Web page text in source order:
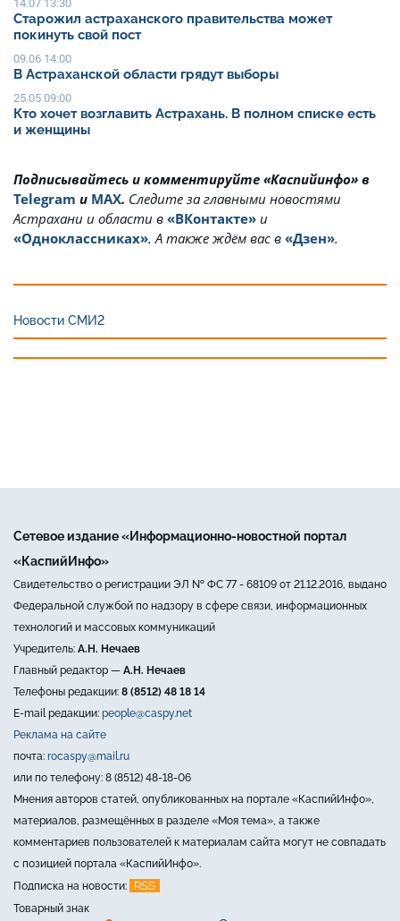
14.07 13:30
Старожил астраханского правительства может
покинуть свой пост
09.06 14:00
В Астраханской области грядут выборы
25.05 09:00
Кто хочет возглавить Астрахань. В полном списке есть
и женщины
Подписывайтесь и комментируйте «Каспийинфо» в
Telegram и MAX. Cледите за главными новостями
Астрахани и области в «ВКонтакте» и
«Одноклассниках». А также ждём вас в «Дзен».
Новости СМИ2
Сетевое издание «Информационно-новостной портал
«КаспийИнфо»
Свидетельство о регистрации ЭЛ № ФС 77 - 68109 от 21.12.2016, выдано
Федеральной службой по надзору в сфере связи, информационных
технологий и массовых коммуникаций
Учредитель: А.Н. Нечаев
Главный редактор — А.Н. Нечаев
Телефоны редакции: 8 (8512) 48 18 14
E-mail редакции: people@caspy.net
Реклама на сайте
почта: rocaspy@mail.ru
или по телефону: 8 (8512) 48-18-06
Мнения авторов статей, опубликованных на портале «КаспийИнфо»,
материалов, размещённых в разделе «Моя тема», а также
комментариев пользователей к материалам сайта могут не совпадать
с позицией портала «КаспийИнфо».
Подписка на новости:
RSS
Товарный знак